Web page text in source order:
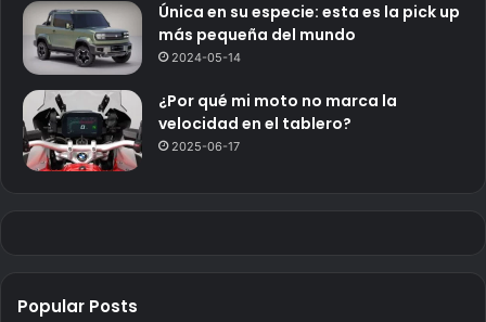
Única en su especie: esta es la pick up
más pequeña del mundo
2024-05-14
¿Por qué mi moto no marca la
velocidad en el tablero?
2025-06-17
Popular Posts